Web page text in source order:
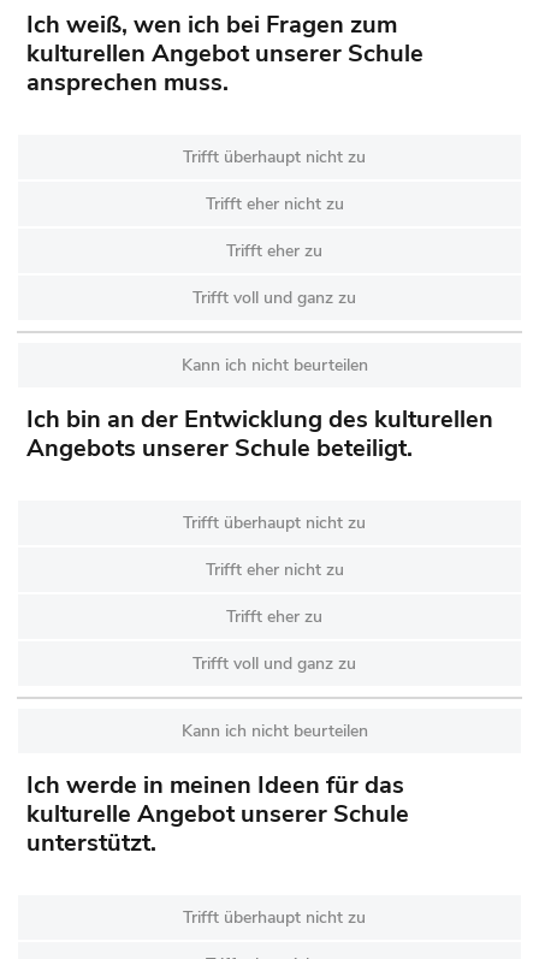
Ich weiß, wen ich bei Fragen zum
kulturellen Angebot unserer Schule
ansprechen muss.
Trifft überhaupt nicht zu
Trifft eher nicht zu
Trifft eher zu
Trifft voll und ganz zu
Kann ich nicht beurteilen
Ich bin an der Entwicklung des kulturellen
Angebots unserer Schule beteiligt.
Trifft überhaupt nicht zu
Trifft eher nicht zu
Trifft eher zu
Trifft voll und ganz zu
Kann ich nicht beurteilen
Ich werde in meinen Ideen für das
kulturelle Angebot unserer Schule
unterstützt.
Trifft überhaupt nicht zu